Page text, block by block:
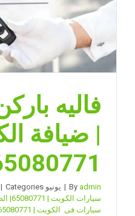
فاليه
| ضيافة
By admin
| يونيو 2nd, 2026 | Categories:
سيارات الكويت | 65080771| الضيافة النوبية
سيارات فى الكويت | 65080771